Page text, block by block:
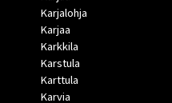
Karjalohja
Karjaa
Karkkila
Karstula
Karttula
Karvia